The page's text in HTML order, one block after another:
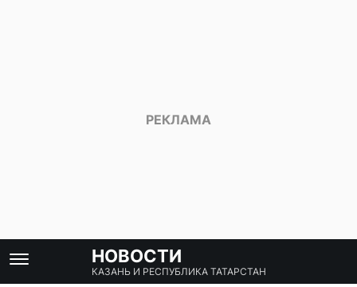
НОВОСТИ
КАЗАНЬ И РЕСПУБЛИКА ТАТАРСТАН